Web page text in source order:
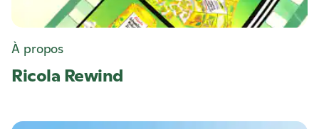
Ricola Rewind
À propos